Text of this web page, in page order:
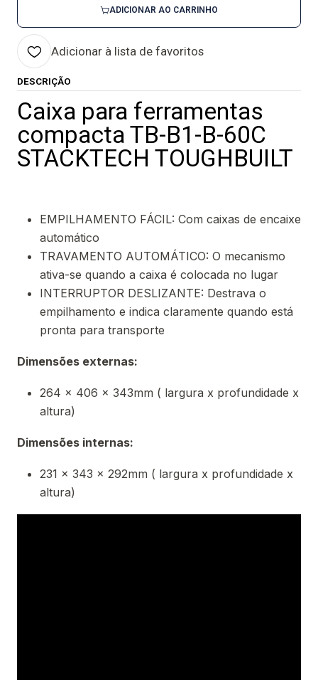
ADICIONAR AO CARRINHO
Adicionar à lista de favoritos
DESCRIÇÃO
Caixa para ferramentas
compacta TB-B1-B-60C
STACKTECH TOUGHBUILT
EMPILHAMENTO FÁCIL: Com caixas de encaixe
automático
TRAVAMENTO AUTOMÁTICO: O mecanismo
ativa-se quando a caixa é colocada no lugar
INTERRUPTOR DESLIZANTE: Destrava o
empilhamento e indica claramente quando está
pronta para transporte
Dimensões externas:
264 x 406 x 343mm ( largura x profundidade x
altura)
Dimensões internas:
231 x 343 x 292mm ( largura x profundidade x
altura)